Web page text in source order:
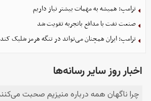
ترامپ: همیشه به مهمات بیشتر نیاز داریم
صنعت نفت با مدافع باتجربه تقویت شد
ترامپ: ایران همچنان می‌تواند در تنگه هرمز شلیک کند